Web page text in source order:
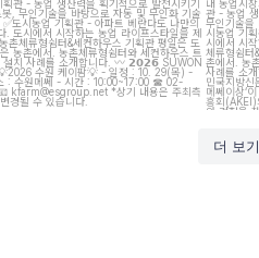
더 보기